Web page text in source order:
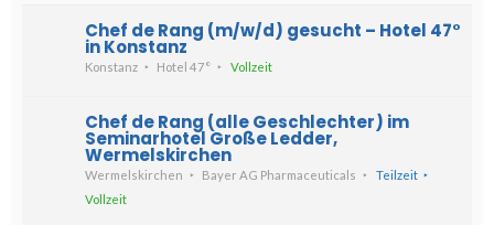
Chef de Rang (m/w/d) gesucht – Hotel 47°
in Konstanz
Konstanz Hotel 47° Vollzeit
Chef de Rang (alle Geschlechter) im
Seminarhotel Große Ledder,
Wermelskirchen
Wermelskirchen Bayer AG Pharmaceuticals
Teilzeit
Vollzeit